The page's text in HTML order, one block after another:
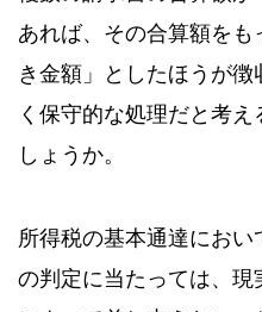
あれば、その合算額を
き金額」としたほうが
く保守的な処理だと考
しょうか。
所得税の基本通達にお
の判定に当たっては、